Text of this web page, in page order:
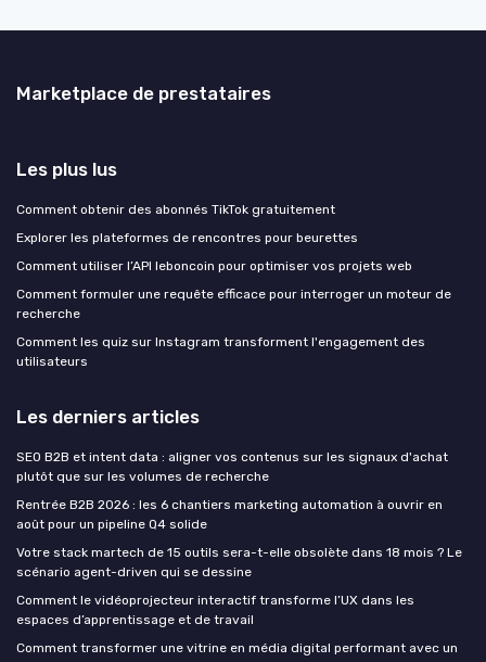
Marketplace de prestataires
Les plus lus
Comment obtenir des abonnés TikTok gratuitement
Explorer les plateformes de rencontres pour beurettes
Comment utiliser l’API leboncoin pour optimiser vos projets web
Comment formuler une requête efficace pour interroger un moteur de
recherche
Comment les quiz sur Instagram transforment l'engagement des
utilisateurs
Les derniers articles
SEO B2B et intent data : aligner vos contenus sur les signaux d'achat
plutôt que sur les volumes de recherche
Rentrée B2B 2026 : les 6 chantiers marketing automation à ouvrir en
août pour un pipeline Q4 solide
Votre stack martech de 15 outils sera-t-elle obsolète dans 18 mois ? Le
scénario agent-driven qui se dessine
Comment le vidéoprojecteur interactif transforme l’UX dans les
espaces d’apprentissage et de travail
Comment transformer une vitrine en média digital performant avec un